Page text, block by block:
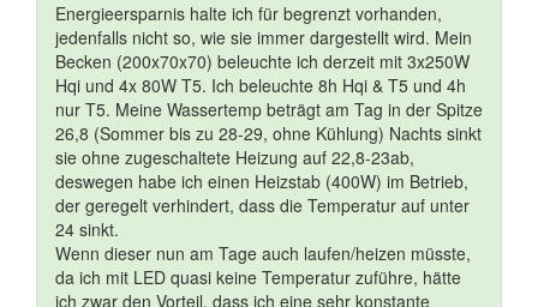
Energieersparnis halte ich für begrenzt vorhanden,
jedenfalls nicht so, wie sie immer dargestellt wird. Mein
Becken (200x70x70) beleuchte ich derzeit mit 3x250W
Hqi und 4x 80W T5. Ich beleuchte 8h Hqi & T5 und 4h
nur T5. Meine Wassertemp beträgt am Tag in der Spitze
26,8 (Sommer bis zu 28-29, ohne Kühlung) Nachts sinkt
sie ohne zugeschaltete Heizung auf 22,8-23ab,
deswegen habe ich einen Heizstab (400W) im Betrieb,
der geregelt verhindert, dass die Temperatur auf unter
24 sinkt.
Wenn dieser nun am Tage auch laufen/heizen müsste,
da ich mit LED quasi keine Temperatur zuführe, hätte
ich zwar den Vorteil, dass ich eine sehr konstante